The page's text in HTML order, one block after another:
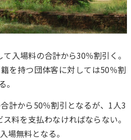
入場料の合計から30％割引く。
を持つ団体客に対しては50％割
計から50％割引となるが、1人3
料を支払わなければならない。
場無料となる。